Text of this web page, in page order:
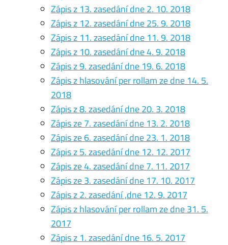
Zápis z 13. zasedání dne 2. 10. 2018
Zápis z 12. zasedání dne 25. 9. 2018
Zápis z 11. zasedání dne 11. 9. 2018
Zápis z 10. zasedání dne 4. 9. 2018
Zápis z 9. zasedání dne 19. 6. 2018
Zápis z hlasování per rollam ze dne 14. 5.
2018
Zápis z 8. zasedání dne 20. 3. 2018
Zápis ze 7. zasedání dne 13. 2. 2018
Zápis ze 6. zasedání dne 23. 1. 2018
Zápis z 5. zasedání dne 12. 12. 2017
Zápis ze 4. zasedání dne 7. 11. 2017
Zápis ze 3. zasedání dne 17. 10. 2017
Zápis z 2. zasedání ,dne 12. 9. 2017
Zápis z hlasování per rollam ze dne 31. 5.
2017
Zápis z 1. zasedání dne 16. 5. 2017